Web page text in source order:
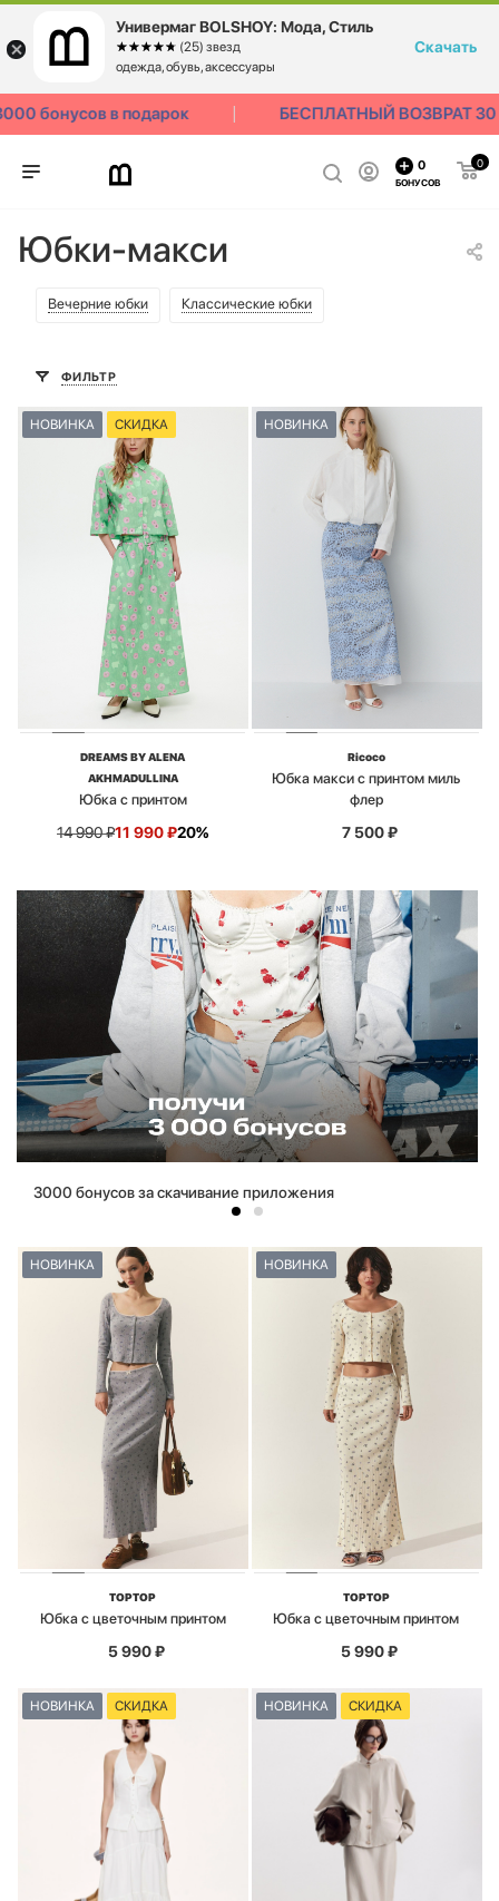
в подарок БЕСПЛАТНЫЙ ВОЗВРАТ 30
0
0
БОНУСОВ
Юбки-макси
Вечерние юбки Классические юбки
ФИЛЬТР
НОВИНКА СКИДКА
DREAMS BY ALENA
AKHMADULLINA
Юбка с принтом
14 990₽11 990₽20%
НОВИНКА
Ricoco
Юбка макси с принтом миль
флер
7 500₽
3000 бонусов за скачивание приложения
НОВИНКА
TOPTOP
Юбка с цветочным принтом
5 990₽
НОВИНКА
TOPTOP
Юбка с цветочным принтом
5 990₽
НОВИНКА СКИДКА НОВИНКА СКИДКА
Универмаг BOLSHOY: Мода, Стиль
☆☆☆☆☆
★★★★★ (25) звезд
одежда, обувь, аксессуары
Скачать